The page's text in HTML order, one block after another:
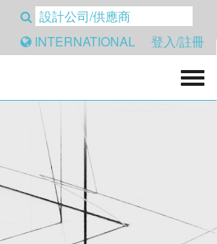
INTERNATIONAL
登入/註冊